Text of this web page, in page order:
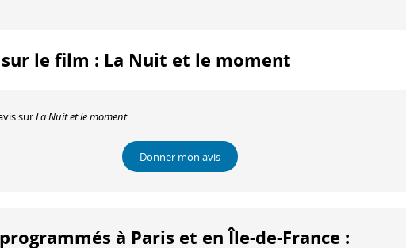
le film : La Nuit et le moment
surLa Nuit et le moment.
Donner mon avis
à Paris et en Île-de-France :